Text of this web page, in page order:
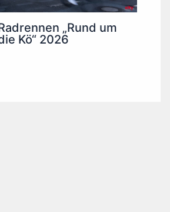
„Rund um
Kö“ 2026